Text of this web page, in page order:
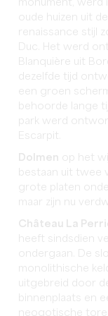
monument, werd
oude huizen uit
renaissance stijl
Duc. Het werd
Blanquière uit
dezelfde tijd
een groen
behoorde lange
park werd
Escarpit.
Dolmen op het
bestaan uit twee
grote platen
maar zijn nu
Château La
heeft sindsdien
ondergaan. De
monolithische
uitgebreid door
binnenplaats en
neogotische